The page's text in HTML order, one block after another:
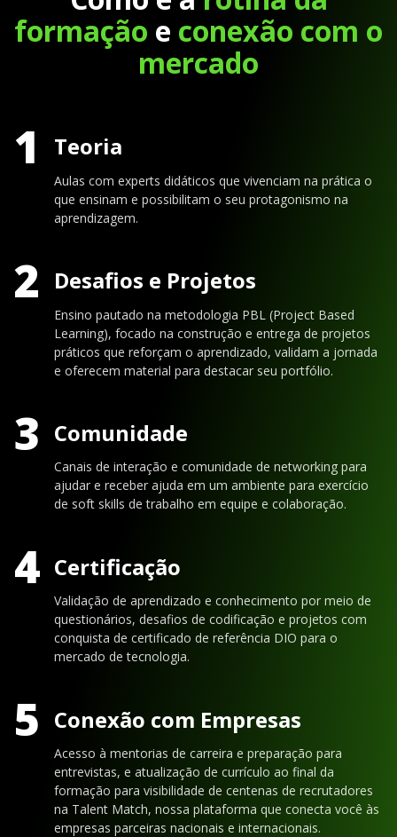
formação e conexão com o
mercado
1 Teoria
Aulas com experts didáticos que vivenciam na prática o
que ensinam e possibilitam o seu protagonismo na
aprendizagem.
2 Desafios e Projetos
Ensino pautado na metodologia PBL (Project Based
Learning), focado na construção e entrega de projetos
práticos que reforçam o aprendizado, validam a jornada
e oferecem material para destacar seu portfólio.
3 Comunidade
Canais de interação e comunidade de networking para
ajudar e receber ajuda em um ambiente para exercício
de soft skills de trabalho em equipe e colaboração.
4 Certificação
Validação de aprendizado e conhecimento por meio de
questionários, desafios de codificação e projetos com
conquista de certificado de referência DIO para o
mercado de tecnologia.
5 Conexão com Empresas
Acesso à mentorias de carreira e preparação para
entrevistas, e atualização de currículo ao final da
formação para visibilidade de centenas de recrutadores
na Talent Match, nossa plataforma que conecta você às
empresas parceiras nacionais e internacionais.